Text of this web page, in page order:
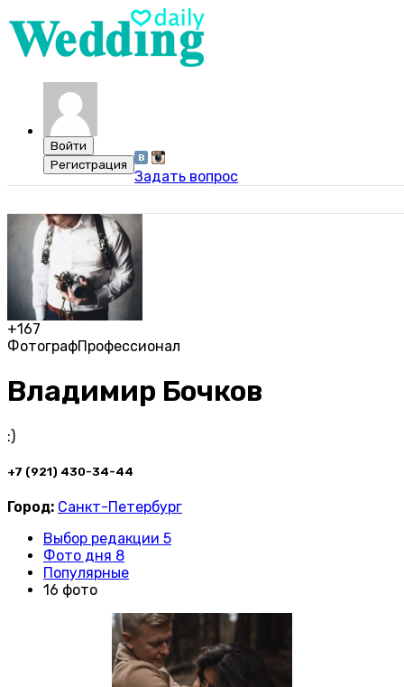
Задать вопрос
+167
ФотографПрофессионал
Владимир Бочков
:)
+7 (921) 430-34-44
Город: Санкт-Петербург
Выбор редакции 5
Фото дня 8
Популярные
16 фото